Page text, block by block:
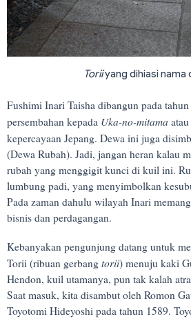
Toriiyang dihiasi nama
Fushimi Inari Taisha dibangun pada tahun
persembahan kepada Uka-no-mitama
kepercayaan Jepang. Dewa ini juga
(Dewa Rubah). Jadi, jangan heran kalau
rubah yang menggigit kunci di kuil ini.
lumbung padi, yang menyimbolkan
Pada zaman dahulu wilayah Inari
bisnis dan perdagangan.
Kebanyakan pengunjung datang untuk
Torii (ribuan gerbang torii) menuju kaki
Hendon, kuil utamanya, pun tak kalah
Saat masuk, kita disambut oleh Romon
Toyotomi Hideyoshi pada tahun 1589.